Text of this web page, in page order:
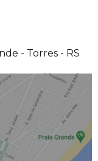
- Torres - RS